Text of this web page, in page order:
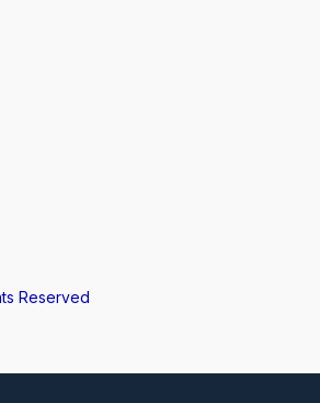
Reserved